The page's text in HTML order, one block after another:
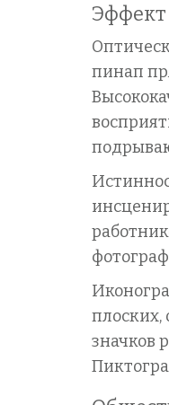
Эффект
пинап
плоских,
значков